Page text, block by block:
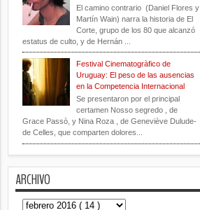
El camino contrario (Daniel Flores y
Martín Wain) narra la historia de El
Corte, grupo de los 80 que alcanzó
estatus de culto, y de Hernán ...
Festival Cinematogràfico de
Uruguay: El peso de las ausencias
en la Competencia Internacional
Se presentaron por el principal
certamen Nosso segredo , de
Grace Passò, y Nina Roza , de Geneviève Dulude-
de Celles, que comparten dolores...
ARCHIVO